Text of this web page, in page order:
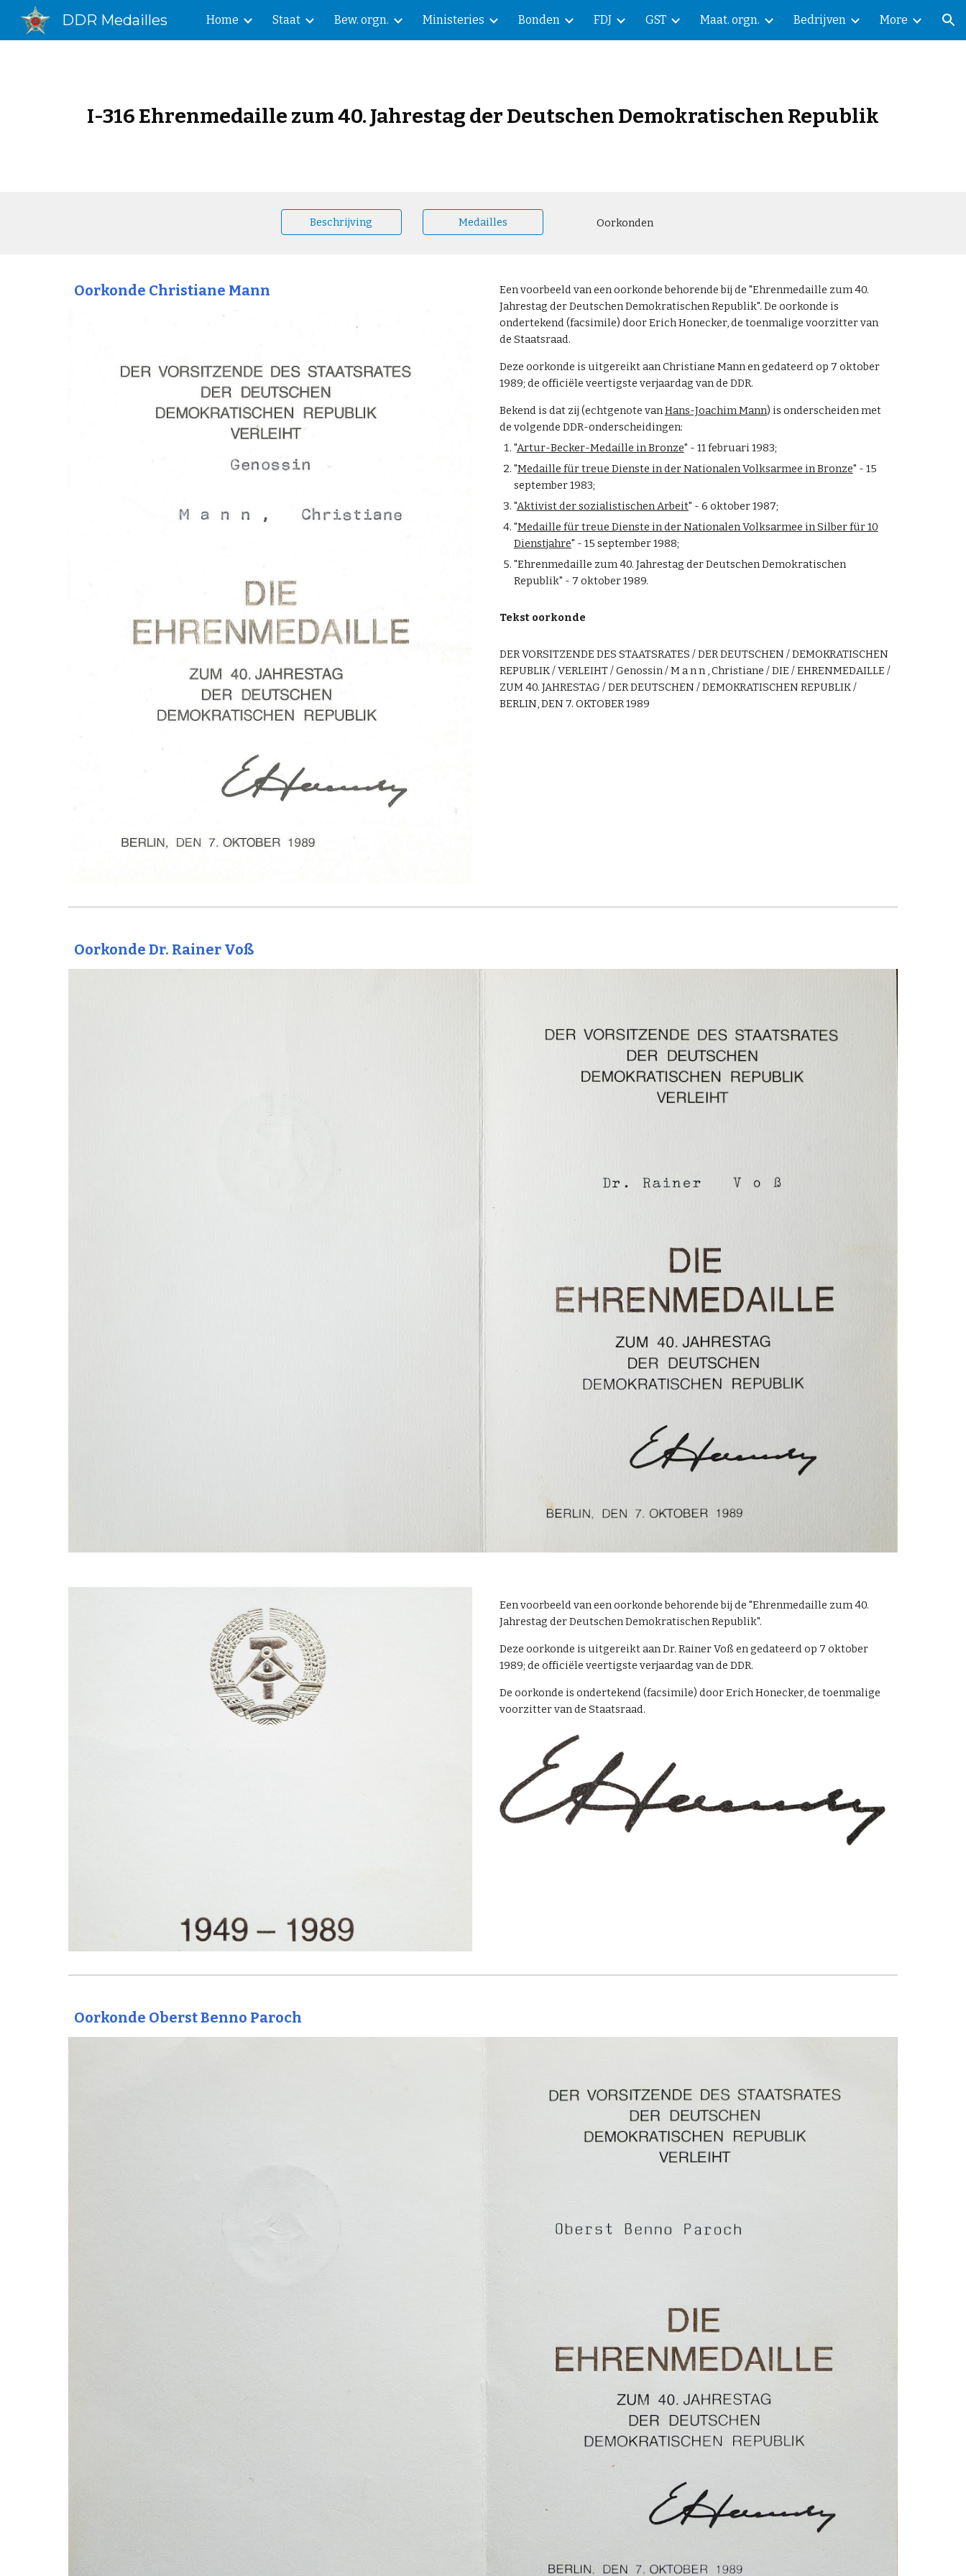
Skip to main content Skip to navigation
DDR Medailles Home Staat Bew. orgn. Ministeries Bonden FDJ GST Maat. orgn. Bedrijven More
I-316 Ehrenmedaille zum 40. Jahrestag der Deutschen Demokratischen Republik
Beschrijving Medailles Oorkonden
Oorkonde Christiane Mann
Een voorbeeld van een oorkonde behorende bij de "Ehrenmedaille zum 40.
Jahrestag der Deutschen Demokratischen Republik". De oorkonde is
ondertekend (facsimile) door Erich Honecker, de toenmalige voorzitter van
de Staatsraad.
Deze oorkonde is uitgereikt aan Christiane Mann en gedateerd op 7 oktober
1989; de officiële veertigste verjaardag van de DDR.
Bekend is dat zij (echtgenote vanHans-Joachim Mann) is onderscheiden met
de volgende DDR-onderscheidingen:
"Artur-Becker-Medaille in Bronze" - 11 februari 1983;
"Medaille für treue Dienste in der Nationalen Volksarmee in Bronze" - 15
september 1983;
"Aktivist der sozialistischen Arbeit" - 6 oktober 1987;
"Medaille für treue Dienste in der Nationalen Volksarmee in Silber für 10
Dienstjahre" - 15 september 1988;
"Ehrenmedaille zum 40. Jahrestag der Deutschen Demokratischen
Republik" - 7 oktober 1989.
Tekst oorkonde
DER VORSITZENDE DES STAATSRATES / DER DEUTSCHEN / DEMOKRATISCHEN
REPUBLIK / VERLEIHT / Genossin / M a n n , Christiane / DIE / EHRENMEDAILLE /
ZUM 40. JAHRESTAG / DER DEUTSCHEN / DEMOKRATISCHEN REPUBLIK /
BERLIN, DEN 7. OKTOBER 1989
Oorkonde Dr. Rainer Voß
Een voorbeeld van een oorkonde behorende bij de "Ehrenmedaille zum 40.
Jahrestag der Deutschen Demokratischen Republik".
Deze oorkonde is uitgereikt aan Dr. Rainer Voß en gedateerd op 7 oktober
1989; de officiële veertigste verjaardag van de DDR.
De oorkonde is ondertekend (facsimile) door Erich Honecker, de toenmalige
voorzitter van de Staatsraad.
Oorkonde Oberst Benno Paroch